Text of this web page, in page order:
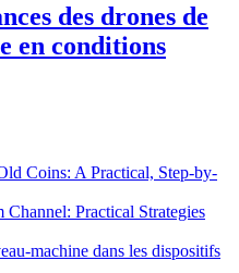
des drones de
en conditions
Coins: A Practical, Step-by-
Practical Strategies
machine dans les dispositifs